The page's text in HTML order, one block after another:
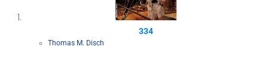
334
Thomas M. Disch